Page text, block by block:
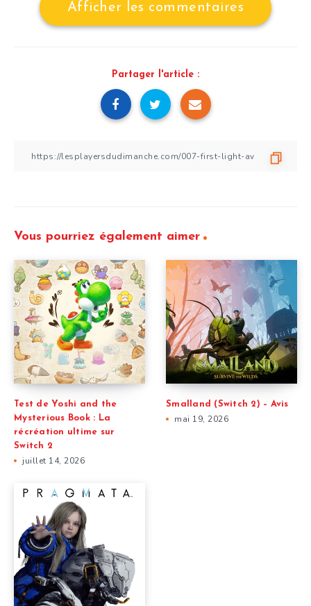
Afficher les commentaires
Partager l'article :
Vous pourriez également aimer
Test de Yoshi and the
Mysterious Book : La
récréation ultime sur
Switch 2
juillet 14, 2026
Smalland (Switch 2) – Avis
mai 19, 2026